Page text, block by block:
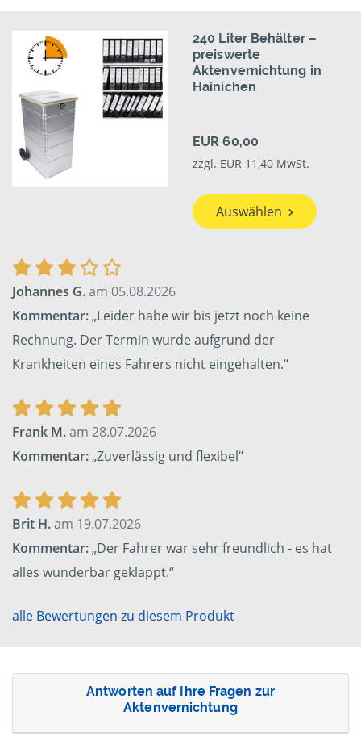
240 Liter Behälter –
preiswerte
Aktenvernichtung in
Hainichen
EUR 60,00
zzgl. EUR 11,40 MwSt.
Auswählen
Johannes G.am 05.08.2026
Kommentar:„Leider habe wir bis jetzt noch keine
Rechnung. Der Termin wurde aufgrund der
Krankheiten eines Fahrers nicht eingehalten.“
Frank M.am 28.07.2026
Kommentar:„Zuverlässig und flexibel“
Brit H.am 19.07.2026
Kommentar:„Der Fahrer war sehr freundlich - es hat
alles wunderbar geklappt.“
alle Bewertungen zu diesem Produkt
Antworten auf Ihre Fragen zur
Aktenvernichtung